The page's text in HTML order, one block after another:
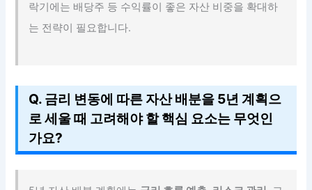
락기에는 배당주 등 수익률이 좋은 자산 비중을 확대하
는 전략이 필요합니다.
Q. 금리 변동에 따른 자산 배분을 5년 계획으
로 세울 때 고려해야 할 핵심 요소는 무엇인
가요?